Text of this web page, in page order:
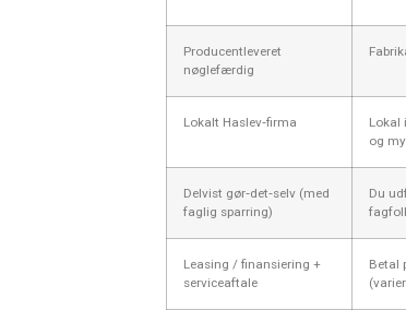
Producentleveret
nøglefærdig
Lokalt Haslev‑firma
Lokal
og
Delvist gør‑det‑selv (med
faglig sparring)
Du
Leasing / finansiering +
serviceaftale
Betal